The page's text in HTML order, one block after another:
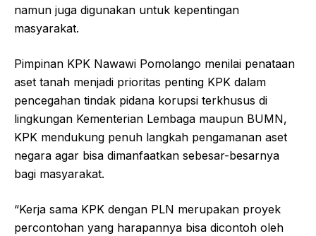
namun juga digunakan untuk kepentingan
masyarakat.
Pimpinan KPK Nawawi Pomolango menilai penataan
aset tanah menjadi prioritas penting KPK dalam
pencegahan tindak pidana korupsi terkhusus di
lingkungan Kementerian Lembaga maupun BUMN,
KPK mendukung penuh langkah pengamanan aset
negara agar bisa dimanfaatkan sebesar-besarnya
bagi masyarakat.
“Kerja sama KPK dengan PLN merupakan proyek
percontohan yang harapannya bisa dicontoh oleh